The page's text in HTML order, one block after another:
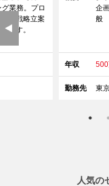
業務。プロ
せ戦略立案
ます。
企
般
年収
勤務先 東
人気の